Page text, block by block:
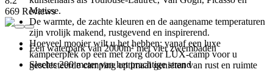
Matisse.
De warmte, de zachte kleuren en de aangename temperaturen
zijn vrolijk makend, rustgevend en inspirerend.
Hoeveel mooier wilt u het hebben; vanaf een luxe
kampeerplek op een met zorg door LUX-camp voor u
geselecteerde camping optimaal genieten van rust en ruimte
669 Reviews
Een waterpark van 2000m² met vier zwembaden
Slechts 200 meter van het prachtige strand